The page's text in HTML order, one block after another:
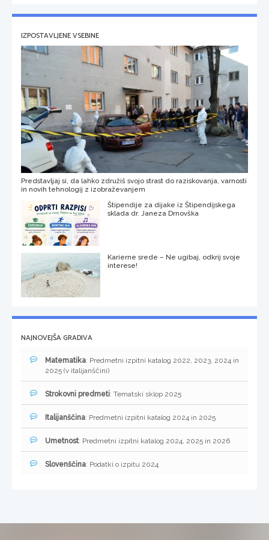
IZPOSTAVLJENE VSEBINE
Predstavljaj si, da lahko združiš svojo strast do raziskovanja, varnosti
in novih tehnologij z izobraževanjem
Štipendije za dijake iz Štipendijskega
sklada dr. Janeza Drnovška
Karierne srede – Ne ugibaj, odkrij svoje
interese!
NAJNOVEJŠA GRADIVA
Matematika: Predmetni izpitni katalog 2022, 2023, 2024 in
2025 (v italijanščini)
Strokovni predmeti: Tematski sklop 2025
Italijanščina: Predmetni izpitni katalog 2024 in 2025
Umetnost: Predmetni izpitni katalog 2024, 2025 in 2026
Slovenščina: Podatki o izpitu 2024